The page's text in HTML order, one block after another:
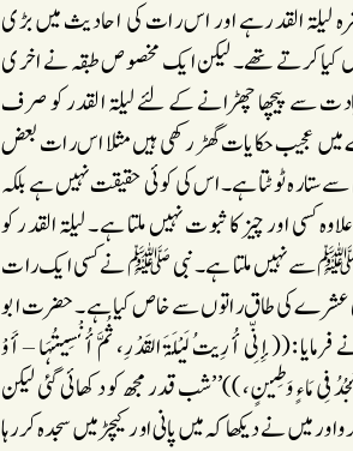
القدرہے اور اس رات کی احادیث میں بڑی
کرتے تھے۔ لیکن ایک مخصوص طبقہ نے اخری
سے پیچھا چھڑانے کے لئے لیلۃ القدر کو صرف
عجیب حکایات گھڑ رکھی ہیں مثلا اس رات بعض
ستارہ ٹوٹتا ہے۔اس کی کوئی حقیقت نہیں ہے بلکہ
کسی اور چیز کا ثبوت نہیں ملتا ہے۔ لیلۃ القدر کو
ﷺ سے نہیں ملتا ہے۔ نبی ﷺ نے کسی ایک رات
عشرے کی طاق راتوں سے خاص کیا ہے۔ حضرت ابو
:((إِنِّی أُرِیتُ لَیْلَۃَ القَدْرِ، ثُمَّ أُنْسِیتُہَا – أَوْ
فِی مَاء ٍ وَطِینٍ،))’’شب قدر مجھ کو دکھائی گئی لیکن
میں نے دیکھا کہ میں پانی اور کیچڑ میں سجدہ کررہا